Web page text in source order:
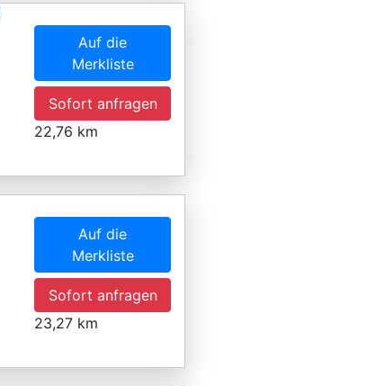
Auf die
Merkliste
Sofort anfragen
22,76 km
Auf die
Merkliste
Sofort anfragen
23,27 km